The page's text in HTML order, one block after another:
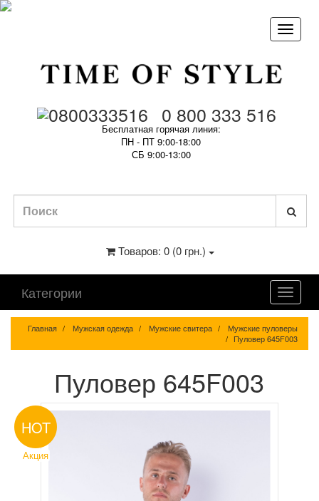
0 800 333 516
Бесплатная горячая линия:
ПН - ПТ 9:00-18:00
СБ 9:00-13:00
Товаров: 0 (0 грн.)
Категории
Главная Мужская одежда Мужские свитера
Мужские пуловеры
Пуловер 645F003
Пуловер 645F003
HOT
Акция